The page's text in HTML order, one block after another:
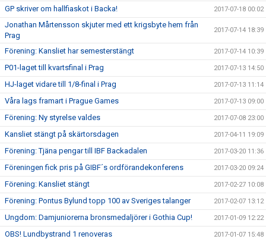
GP skriver om hallfiaskot i Backa! 2017-07-18 00:02
Jonathan Mårtensson skjuter med ett krigsbyte hem från
Prag
2017-07-14 18:39
Förening: Kansliet har semesterstängt 2017-07-14 10:39
P01-laget till kvartsfinal i Prag 2017-07-13 14:50
HJ-laget vidare till 1/8-final i Prag 2017-07-13 11:14
Våra lags framart i Prague Games 2017-07-13 09:00
Förening: Ny styrelse valdes 2017-07-08 23:00
Kansliet stängt på skärtorsdagen 2017-04-11 19:09
Förening: Tjäna pengar till IBF Backadalen 2017-03-20 11:36
Föreningen fick pris på GIBF´s ordförandekonferens 2017-03-20 09:24
Förening: Kansliet stängt 2017-02-27 10:08
Förening: Pontus Bylund topp 100 av Sveriges talanger 2017-02-07 13:12
Ungdom: Damjuniorerna bronsmedaljörer i Gothia Cup! 2017-01-09 12:22
OBS! Lundbystrand 1 renoveras 2017-01-07 15:48